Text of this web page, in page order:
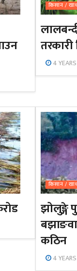
किसान /
4
किसान /
झोलुङ्गे
कठिन
4